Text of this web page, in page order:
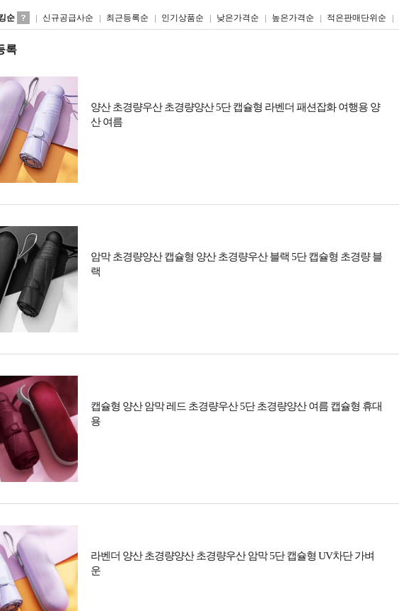
순 신규공급사순 최근등록순 인기상품순 낮은가격순 높은가격순 적은판매단위순
리스트형갤러리형
록
양산 초경량우산 초경량양산 5단 캡슐형 라벤더 패션잡화 여행용 양
산 여름
암막 초경량양산 캡슐형 양산 초경량우산 블랙 5단 캡슐형 초경량 블
랙
캡슐형 양산 암막 레드 초경량우산 5단 초경량양산 여름 캡슐형 휴대
용
라벤더 양산 초경량양산 초경량우산 암막 5단 캡슐형 UV차단 가벼
운